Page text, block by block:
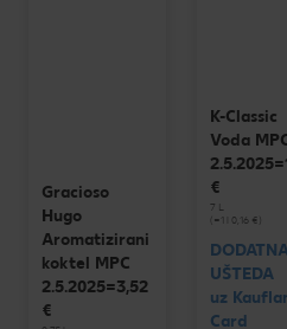
Gracioso
Hugo
Aromatizirani
koktel MPC
2.5.2025=3,52
€
K-Classic
Voda
€
7 L
(=1 l 0,16 €)
UŠTEDA
uz
Card